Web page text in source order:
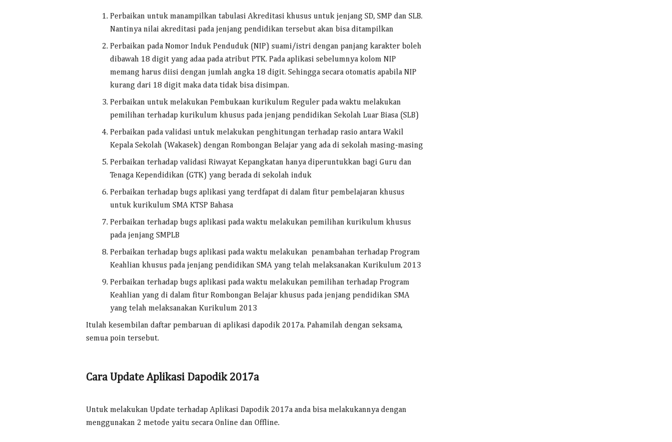
Perbaikan untuk manampilkan tabulasi Akreditasi khusus untuk jenjang SD, SMP dan SLB.
Nantinya nilai akreditasi pada jenjang pendidikan tersebut akan bisa ditampilkan
Perbaikan pada Nomor Induk Penduduk (NIP) suami/istri dengan panjang karakter boleh
dibawah 18 digit yang adaa pada atribut PTK. Pada aplikasi sebelumnya kolom NIP
memang harus diisi dengan jumlah angka 18 digit. Sehingga secara otomatis apabila NIP
kurang dari 18 digit maka data tidak bisa disimpan.
Perbaikan untuk melakukan Pembukaan kurikulum Reguler pada waktu melakukan
pemilihan terhadap kurikulum khusus pada jenjang pendidikan Sekolah Luar Biasa (SLB)
Perbaikan pada validasi untuk melakukan penghitungan terhadap rasio antara Wakil
Kepala Sekolah (Wakasek) dengan Rombongan Belajar yang ada di sekolah masing-masing
Perbaikan terhadap validasi Riwayat Kepangkatan hanya diperuntukkan bagi Guru dan
Tenaga Kependidikan (GTK) yang berada di sekolah induk
Perbaikan terhadap bugs aplikasi yang terdfapat di dalam fitur pembelajaran khusus
untuk kurikulum SMA KTSP Bahasa
Perbaikan terhadap bugs aplikasi pada waktu melakukan pemilihan kurikulum khusus
pada jenjang SMPLB
Perbaikan terhadap bugs aplikasi pada waktu melakukan penambahan terhadap Program
Keahlian khusus pada jenjang pendidikan SMA yang telah melaksanakan Kurikulum 2013
Perbaikan terhadap bugs aplikasi pada waktu melakukan pemilihan terhadap Program
Keahlian yang di dalam fitur Rombongan Belajar khusus pada jenjang pendidikan SMA
yang telah melaksanakan Kurikulum 2013
Itulah kesembilan daftar pembaruan di aplikasi dapodik 2017a. Pahamilah dengan seksama,
semua poin tersebut.
Cara Update Aplikasi Dapodik 2017a
Untuk melakukan Update terhadap Aplikasi Dapodik 2017a anda bisa melakukannya dengan
menggunakan 2 metode yaitu secara Online dan Offline.